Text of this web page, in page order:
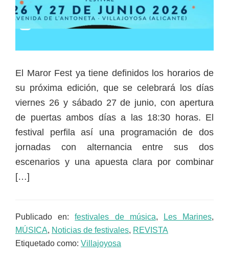
El Maror Fest ya tiene definidos los horarios de
su próxima edición, que se celebrará los días
viernes 26 y sábado 27 de junio, con apertura
de puertas ambos días a las 18:30 horas. El
festival perfila así una programación de dos
jornadas con alternancia entre sus dos
escenarios y una apuesta clara por combinar
[…]
Publicado en:festivales de música, Les Marines,
MÚSICA, Noticias de festivales, REVISTA
Etiquetado como: Villajoyosa